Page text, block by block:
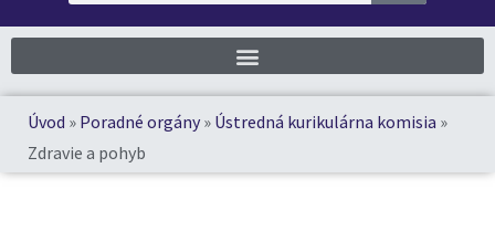
Úvod » Poradné orgány » Ústredná kurikulárna komisia »
Zdravie a pohyb